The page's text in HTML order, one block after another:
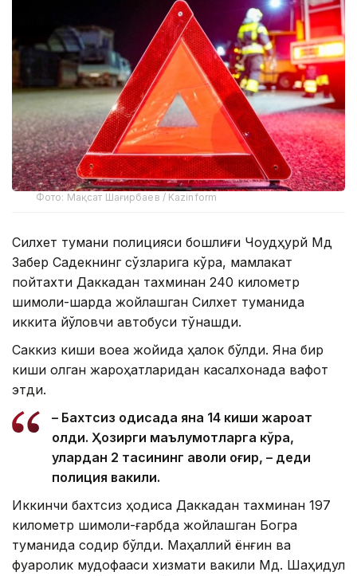
Фото: Мақсат Шағирбаев / Kazinform
Силхет тумани полицияси бошлиғи Чоудҳурй Мд
Забер Садекнинг сўзларига кўра, мамлакат
пойтахти Даккадан тахминан 240 километр
шимоли-шарқда жойлашган Силхет туманида
иккита йўловчи автобуси тўқнашди.
Саккиз киши воқеа жойида ҳалок бўлди. Яна бир
киши олган жароҳатларидан касалхонада вафот
этди.
– Бахтсиз ҳодисада яна 14 киши жароҳат
олди. Ҳозирги маълумотларга кўра,
улардан 2 тасининг аҳволи оғир, – деди
полиция вакили.
Иккинчи бахтсиз ҳодиса Даккадан тахминан 197
километр шимоли-ғарбда жойлашган Богра
туманида содир бўлди. Маҳаллий ёнғин ва
фуқаролик мудофааси хизмати вакили Мд. Шаҳидул